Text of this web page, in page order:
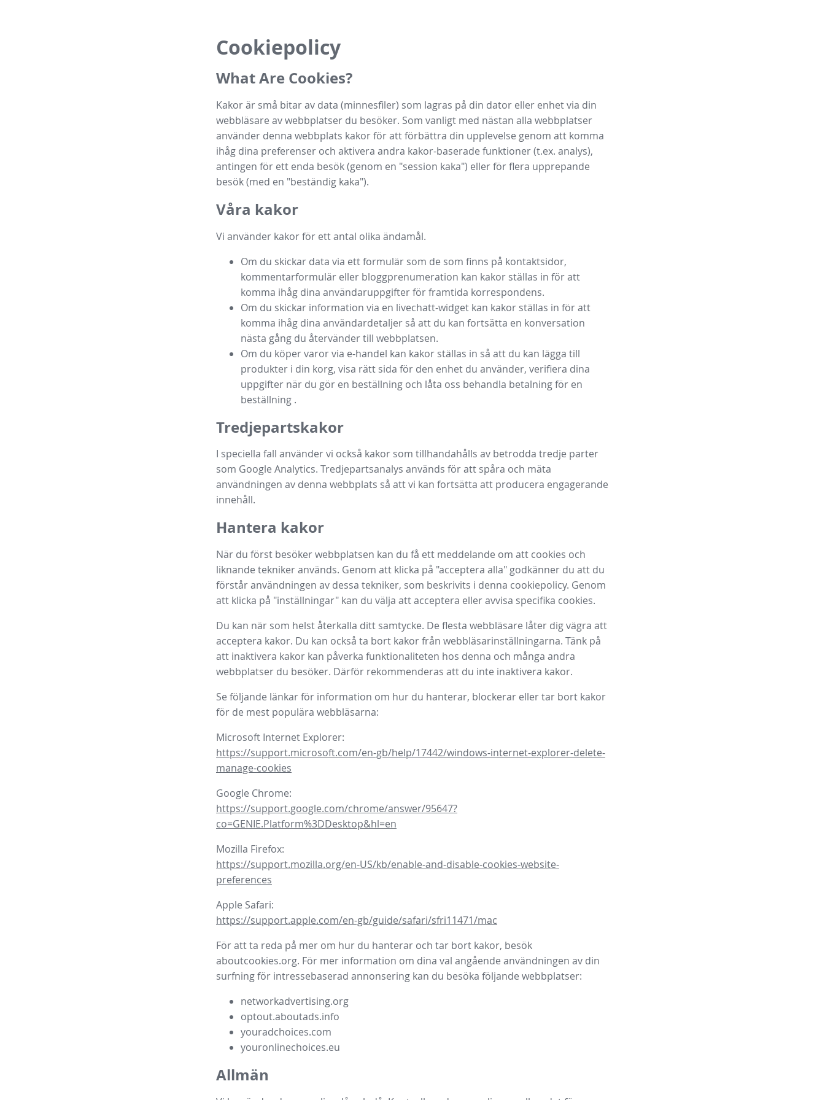
Cookiepolicy
What Are Cookies?
Kakor är små bitar av data (minnesfiler) som lagras på din dator eller enhet via din
webbläsare av webbplatser du besöker. Som vanligt med nästan alla webbplatser
använder denna webbplats kakor för att förbättra din upplevelse genom att komma
ihåg dina preferenser och aktivera andra kakor-baserade funktioner (t.ex. analys),
antingen för ett enda besök (genom en "session kaka") eller för flera upprepande
besök (med en "beständig kaka").
Våra kakor
Vi använder kakor för ett antal olika ändamål.
Om du skickar data via ett formulär som de som finns på kontaktsidor,
kommentarformulär eller bloggprenumeration kan kakor ställas in för att
komma ihåg dina användaruppgifter för framtida korrespondens.
Om du skickar information via en livechatt-widget kan kakor ställas in för att
komma ihåg dina användardetaljer så att du kan fortsätta en konversation
nästa gång du återvänder till webbplatsen.
Om du köper varor via e-handel kan kakor ställas in så att du kan lägga till
produkter i din korg, visa rätt sida för den enhet du använder, verifiera dina
uppgifter när du gör en beställning och låta oss behandla betalning för en
beställning .
Tredjepartskakor
I speciella fall använder vi också kakor som tillhandahålls av betrodda tredje parter
som Google Analytics. Tredjepartsanalys används för att spåra och mäta
användningen av denna webbplats så att vi kan fortsätta att producera engagerande
innehåll.
Hantera kakor
När du först besöker webbplatsen kan du få ett meddelande om att cookies och
liknande tekniker används. Genom att klicka på "acceptera alla" godkänner du att du
förstår användningen av dessa tekniker, som beskrivits i denna cookiepolicy. Genom
att klicka på "inställningar" kan du välja att acceptera eller avvisa specifika cookies.
Du kan när som helst återkalla ditt samtycke. De flesta webbläsare låter dig vägra att
acceptera kakor. Du kan också ta bort kakor från webbläsarinställningarna. Tänk på
att inaktivera kakor kan påverka funktionaliteten hos denna och många andra
webbplatser du besöker. Därför rekommenderas att du inte inaktivera kakor.
Se följande länkar för information om hur du hanterar, blockerar eller tar bort kakor
för de mest populära webbläsarna:
Microsoft Internet Explorer:
https://support.microsoft.com/en-gb/help/17442/windows-internet-explorer-delete-
manage-cookies
Google Chrome:
https://support.google.com/chrome/answer/95647?
co=GENIE.Platform%3DDesktop&hl=en
Mozilla Firefox:
https://support.mozilla.org/en-US/kb/enable-and-disable-cookies-website-
preferences
Apple Safari:
https://support.apple.com/en-gb/guide/safari/sfri11471/mac
För att ta reda på mer om hur du hanterar och tar bort kakor, besök
aboutcookies.org. För mer information om dina val angående användningen av din
surfning för intressebaserad annonsering kan du besöka följande webbplatser:
networkadvertising.org
optout.aboutads.info
youradchoices.com
youronlinechoices.eu
Allmän